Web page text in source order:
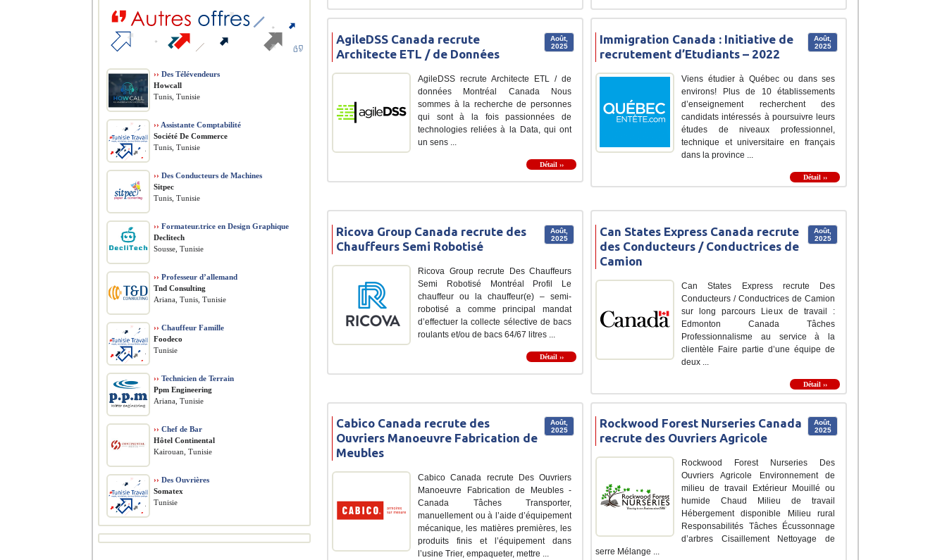
Août,
2025
AgileDSS Canada recrute
Architecte ETL / de Données
AgileDSS recrute Architecte ETL / de
données Montréal Canada Nous
sommes à la recherche de personnes
qui sont à la fois passionnées de
technologies reliées à la Data, qui ont
un sens ...
Détail ››
Août,
2025
Immigration Canada : Initiative de
recrutement d’Etudiants – 2022
Viens étudier à Québec ou dans ses
environs! Plus de 10 établissements
d’enseignement recherchent des
candidats intéressés à poursuivre leurs
études de niveaux professionnel,
technique et universitaire en français
dans la province ...
Détail ››
Août,
2025
Ricova Group Canada recrute des
Chauffeurs Semi Robotisé
Ricova Group recrute Des Chauffeurs
Semi Robotisé Montréal Profil Le
chauffeur ou la chauffeur(e) – semi-
robotisé a comme principal mandat
d’effectuer la collecte sélective de bacs
roulants et/ou de bacs 64/67 litres ...
Détail ››
Août,
2025
Can States Express Canada recrute
des Conducteurs / Conductrices de
Camion
Can States Express recrute Des
Conducteurs / Conductrices de Camion
sur long parcours Lieux de travail :
Edmonton Canada Tâches
Professionnalisme au service à la
clientèle Faire partie d’une équipe de
deux ...
Détail ››
Août,
2025
Cabico Canada recrute des
Ouvriers Manoeuvre Fabrication de
Meubles
Cabico Canada recrute Des Ouvriers
Manoeuvre Fabrication de Meubles -
Canada Tâches Transporter,
manuellement ou à l’aide d’équipement
mécanique, les matières premières, les
produits finis et l’équipement dans
l’usine Trier, empaqueter, mettre ...
Août,
2025
Rockwood Forest Nurseries Canada
recrute des Ouvriers Agricole
Rockwood Forest Nurseries Des
Ouvriers Agricole Environnement de
milieu de travail Extérieur Mouillé ou
humide Chaud Milieu de travail
Hébergement disponible Milieu rural
Responsabilités Tâches Écussonnage
d’arbres Cisaillement Nettoyage de
serre Mélange ...
›› Des Télévendeurs
Howcall
Tunis, Tunisie
›› Assistante Comptabilité
Société De Commerce
Tunis, Tunisie
›› Des Conducteurs de Machines
Sitpec
Tunis, Tunisie
›› Formateur.trice en Design Graphique
Declitech
Sousse, Tunisie
›› Professeur d’allemand
Tnd Consulting
Ariana, Tunis, Tunisie
›› Chauffeur Famille
Foodeco
Tunisie
›› Technicien de Terrain
Ppm Engineering
Ariana, Tunisie
›› Chef de Bar
Hôtel Continental
Kairouan, Tunisie
›› Des Ouvrières
Somatex
Tunisie